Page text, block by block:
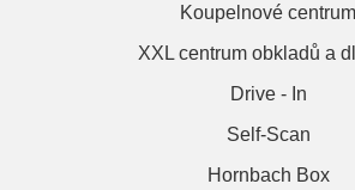
Koupelnové centrum
XXL centrum obkladů a
Drive - In
Self-Scan
Hornbach Box